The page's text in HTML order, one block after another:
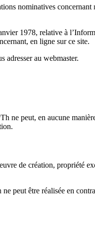
nominatives concernant
1978, relative à
en ligne sur ce site.
adresser au webmaster.
ne peut, en aucune
de création, propriété
peut être réalisée en